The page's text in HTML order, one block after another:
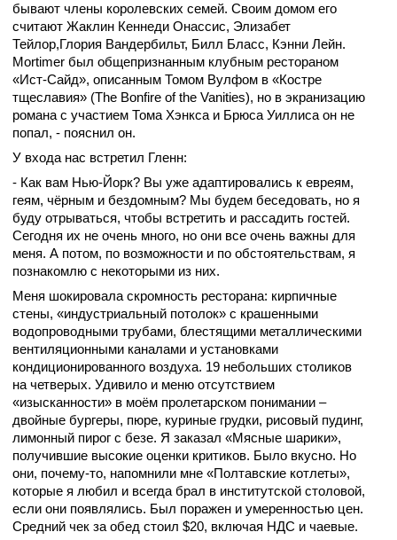
бывают члены королевских семей. Своим домом его
считают Жаклин Кеннеди Онассис, Элизабет
Тейлор,Глория Вандербильт, Билл Бласс, Кэнни Лейн.
Mortimer был общепризнанным клубным рестораном
«Ист-Сайд», описанным Томом Вулфом в «Костре
тщеславия» (The Bonfire of the Vanities), но в экранизацию
романа с участием Тома Хэнкса и Брюса Уиллиса он не
попал, - пояснил он.
У входа нас встретил Гленн:
- Как вам Нью-Йорк? Вы уже адаптировались к евреям,
геям, чёрным и бездомным? Мы будем беседовать, но я
буду отрываться, чтобы встретить и рассадить гостей.
Сегодня их не очень много, но они все очень важны для
меня. А потом, по возможности и по обстоятельствам, я
познакомлю с некоторыми из них.
Меня шокировала скромность ресторана: кирпичные
стены, «индустриальный потолок» с крашенными
водопроводными трубами, блестящими металлическими
вентиляционными каналами и установками
кондиционированного воздуха. 19 небольших столиков
на четверых. Удивило и меню отсутствием
«изысканности» в моём пролетарском понимании –
двойные бургеры, пюре, куриные грудки, рисовый пудинг,
лимонный пирог с безе. Я заказал «Мясные шарики»,
получившие высокие оценки критиков. Было вкусно. Но
они, почему-то, напомнили мне «Полтавские котлеты»,
которые я любил и всегда брал в институтской столовой,
если они появлялись. Был поражен и умеренностью цен.
Средний чек за обед стоил $20, включая НДС и чаевые.